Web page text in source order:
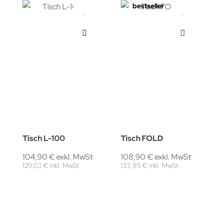
Tisch L-100
104,90 € exkl. MwSt
129,03 € inkl. MwSt
bestseller
Tisch FOLD
108,90 € exkl. MwSt
133,95 € inkl. MwSt